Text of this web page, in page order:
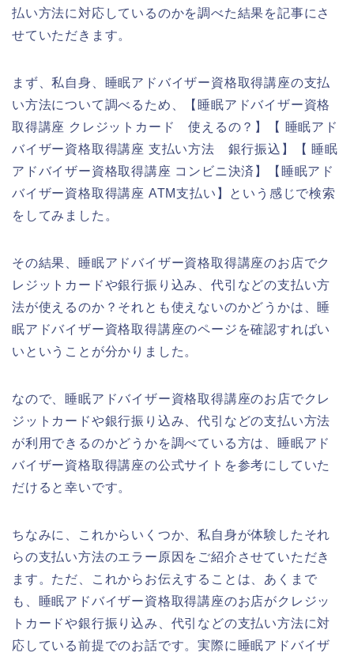
払い方法に対応しているのかを調べた結果を記事にさ
せていただきます。
まず、私自身、睡眠アドバイザー資格取得講座の支払
い方法について調べるため、【睡眠アドバイザー資格
取得講座 クレジットカード 使えるの？】【 睡眠アド
バイザー資格取得講座 支払い方法 銀行振込】【 睡眠
アドバイザー資格取得講座 コンビニ決済】【睡眠アド
バイザー資格取得講座 ATM支払い】という感じで検索
をしてみました。
その結果、睡眠アドバイザー資格取得講座のお店でク
レジットカードや銀行振り込み、代引などの支払い方
法が使えるのか？それとも使えないのかどうかは、睡
眠アドバイザー資格取得講座のページを確認すればい
いということが分かりました。
なので、睡眠アドバイザー資格取得講座のお店でクレ
ジットカードや銀行振り込み、代引などの支払い方法
が利用できるのかどうかを調べている方は、睡眠アド
バイザー資格取得講座の公式サイトを参考にしていた
だけると幸いです。
ちなみに、これからいくつか、私自身が体験したそれ
らの支払い方法のエラー原因をご紹介させていただき
ます。ただ、これからお伝えすることは、あくまで
も、睡眠アドバイザー資格取得講座のお店がクレジッ
トカードや銀行振り込み、代引などの支払い方法に対
応している前提でのお話です。実際に睡眠アドバイザ